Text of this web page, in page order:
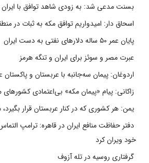
بسنت مدعی شد: به زودی شاهد توافق با ایران
اسحاق دار: امیدواریم توافق مکه به ثبات در
پایان عمر ۵۰ ساله دلارهای نفتی به دست ایران
عبرت مصر و سوئز برای ایران و تنگه هرمز
اردوغان: پیمان سه‌جانبه با عربستان و
زاکانی: پیام «پیمان مکه» بی‌اعتمادی
یمن: هر کشوری که در کنار عربستان قرار
دفتر حفاظت منافع ایران در قاهره: ترامپ
خود ویران کرد
گرفتاری روسیه در تله آزوف